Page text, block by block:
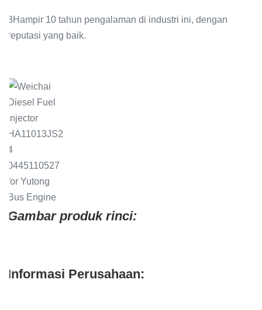
3Hampir 10 tahun pengalaman di industri ini, dengan
reputasi yang baik.
Gambar produk rinci:
Informasi Perusahaan: